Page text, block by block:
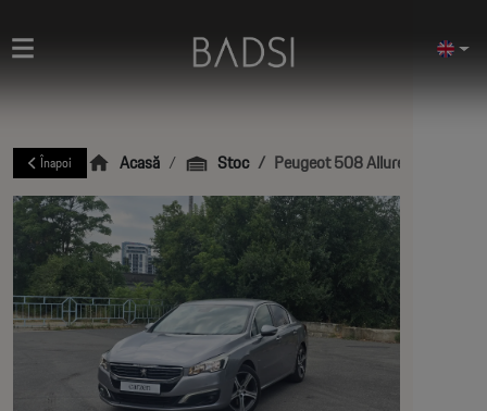
Înapoi Acasă Stoc Peugeot 508 Allure TVA